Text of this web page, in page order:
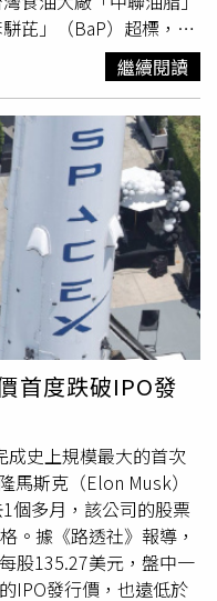
歉回覆，忍不住吐槽
的留言：憤怒
告」、「身為一個知名
商品展示嗎？」、「公
逐2026公關 災難第一
事賠償都不願意負責，
下的」、「品牌方還敢
模一樣的人剛好眼皮也
不要硬拗欸」。
芘」（BaP）超標，事
擴大下架24項油品，另
的原料油，衛生局也勒
藥署也跟進；日前衛福
單，從401項新增39
單，其中包括貴族世
、金色三麥、老協珍、
品與餐飲業者產品等知
遭到許多客戶要求退
貴族世家官網）對此，
，業者支持政府鐵腕下
台糖等大廠，現在安全的
最大食用油製造廠）以
用油沒有問題。不曉得
緊俏，政府宣布預防性
來出廠價是1100元，
且價格持續攀升中，業
％，這對用量大的廠
是，業者捧著鈔票買不到
125家分店，庫存的油
透腦筋，得用「搶」
，要求買家自己運貨，
繼續閱讀
首度跌破IPO發
成史上規模最大的首次
馬斯克（Elon Musk）
個多月，該公司的股票
。據《路透社》報導，
股135.27美元，盤中一
IPO發行價，也遠低於